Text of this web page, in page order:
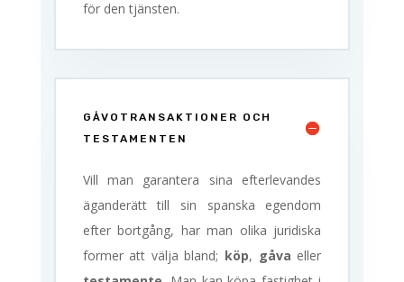
för den tjänsten.
GÅVOTRANSAKTIONER OCH
TESTAMENTEN
Vill man garantera sina efterlevandes
äganderätt till sin spanska egendom
efter bortgång, har man olika juridiska
former att välja bland; köp, gåva eller